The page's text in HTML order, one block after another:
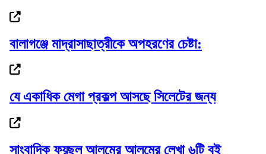
রোমে লেবানন-ইসরাইল সপ্তম দফার চূড়ান্ত বৈঠক,...
আবারও লন্ডন যাচ্ছেন ইলিয়াস: রোজিনা
বালাগঞ্জে মাদ্রাসাছাত্রীকে অপহরণের চেষ্টা:
যে একাধিক মেগা প্রকল্প আসছে সিলেটের জন্য
সাংবাদিক ফয়ছল আলমের আলমের লেখা ৬টি বই